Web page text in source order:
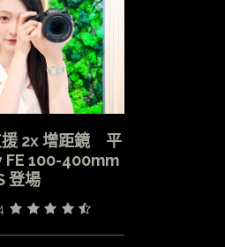
援 2x 增距鏡 平
FE 100-400mm
登場